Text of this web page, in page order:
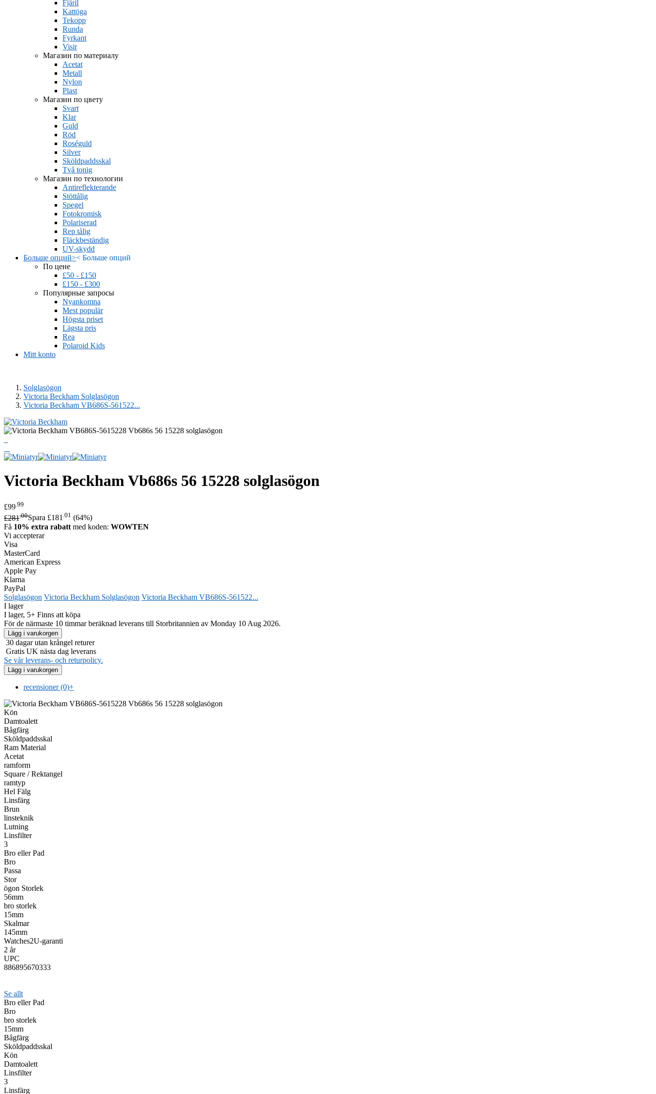
Fjäril
Kattöga
Tekopp
Runda
Fyrkant
Visir
Магазин по материалу
Acetat
Metall
Nylon
Plast
Магазин по цвету
Svart
Klar
Guld
Röd
Roséguld
Silver
Sköldpaddsskal
Två tonig
Магазин по технологии
Antireflekterande
Stöttålig
Spegel
Fotokromisk
Polariserad
Rep tålig
Fläckbeständig
UV-skydd
Больше опций>< Больше опций
По цене
£50 - £150
£150 - £300
Популярные запросы
Nyankomna
Mest populär
Högsta priset
Lägsta pris
Rea
Polaroid Kids
Mitt konto
Solglasögon
Victoria Beckham Solglasögon
Victoria Beckham VB686S-561522...
Victoria BeckhamVb686s 56 15228 solglasögon
£99 .99
£281.00Spara £181.01 (64%)
Få 10% extra rabatt med koden: WOWTEN
Vi accepterar
Visa
MasterCard
American Express
Apple Pay
Klarna
PayPal
Solglasögon Victoria Beckham Solglasögon Victoria Beckham VB686S-561522...
I lager
I lager, 5+ Finns att köpa
För de närmaste 10 timmar beräknad leverans till Storbritannien av Monday 10 Aug 2026.
30 dagar utan krångel returer
Gratis UK nästa dag leverans
Se vår leverans- och returpolicy.
recensioner (0)+
Kön
Damtoalett
Bågfärg
Sköldpaddsskal
Ram Material
Acetat
ramform
Square / Rektangel
ramtyp
Hel Fälg
Linsfärg
Brun
linsteknik
Lutning
Linsfilter
3
Bro eller Pad
Bro
Passa
Stor
ögon Storlek
56mm
bro storlek
15mm
Skalmar
145mm
Watches2U-garanti
2 år
UPC
886895670333
Se allt
Bro eller Pad
Bro
bro storlek
15mm
Bågfärg
Sköldpaddsskal
Kön
Damtoalett
Linsfilter
3
Linsfärg